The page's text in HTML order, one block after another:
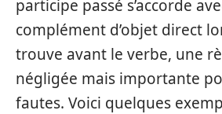
participe passé s’accorde
complément d’objet direct
trouve avant le verbe, une
négligée mais importante
fautes. Voici quelques